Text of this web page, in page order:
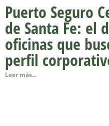
Puerto Seguro
de Santa Fe: el
oficinas que
perfil
Leer más...